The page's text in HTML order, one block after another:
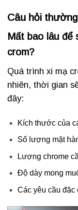
Câu hỏi
Mất bao lâu để
crom?
Quá trình xi mạ
nhiên, thời gian
đây:
Kích thước của
Số lượng mặt
Lượng chrome
Độ dày mong
Các yêu cầu đặc